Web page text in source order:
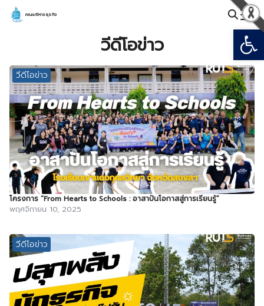
Skip
คณะบริหารธุรกิจ
วีดีโอข่าว
วีดีโอข่าว
โครงการ “From Hearts to Schools : อาสาปันโอกาสสู่การเรียนรู้”
พฤศจิกายน 10, 2025
วีดีโอข่าว